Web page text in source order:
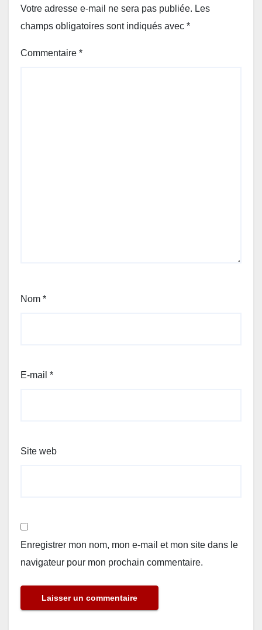
Votre adresse e-mail ne sera pas publiée. Les
champs obligatoires sont indiqués avec *
Commentaire *
Nom *
E-mail *
Site web
Enregistrer mon nom, mon e-mail et mon site dans le
navigateur pour mon prochain commentaire.